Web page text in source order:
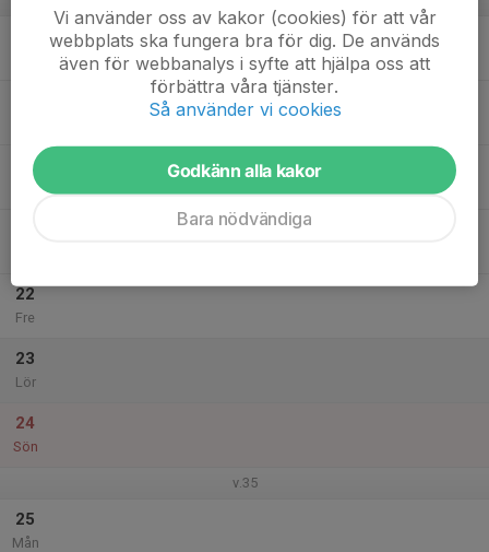
20
Ons
22
Fre
23
Lör
24
Sön
v.35
25
Mån
Vi använder oss av kakor (cookies) för att vår
webbplats ska fungera bra för dig. De används
även för webbanalys i syfte att hjälpa oss att
förbättra våra tjänster.
Så använder vi cookies
Godkänn alla kakor
Bara nödvändiga